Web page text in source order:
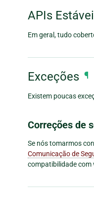
APIs
Em geral, tudo
Exceções ¶
Existem poucas
Correções de
Se nós tomarmos
Comunicação de
compatibilidade com